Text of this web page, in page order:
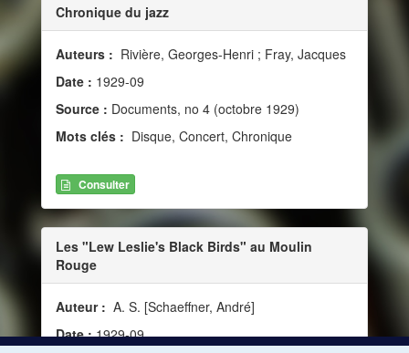
Chronique du jazz
Auteurs : Rivière, Georges-Henri ; Fray, Jacques
Date : 1929-09
Source : Documents, no 4 (octobre 1929)
Mots clés : Disque, Concert, Chronique
Consulter
Les "Lew Leslie's Black Birds" au Moulin
Rouge
Auteur : A. S. [Schaeffner, André]
Date :1929-09